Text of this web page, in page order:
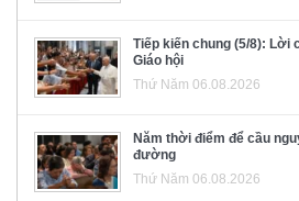
Tiếp kiến chung (5/8): Lời
Giáo hội
Thứ Năm 06.08.2026
Năm thời điểm để cầu
đường
Thứ Năm 06.08.2026